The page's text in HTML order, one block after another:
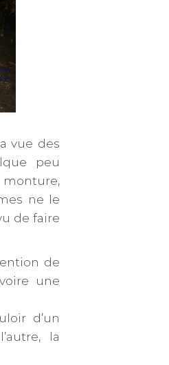
vue des
peu
monture,
ne le
de faire
de
une
d’un
la